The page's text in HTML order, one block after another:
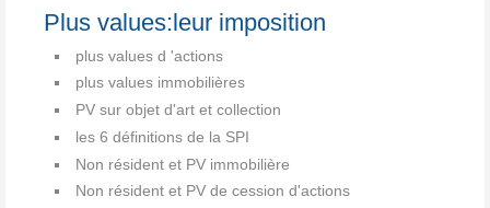
Plus values:leur imposition
plus values d 'actions
plus values immobilières
PV sur objet d'art et collection
les 6 définitions de la SPI
Non résident et PV immobilière
Non résident et PV de cession d'actions